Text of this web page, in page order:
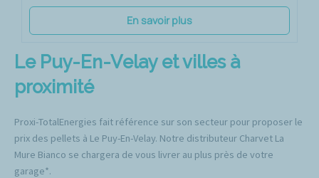
En savoir plus
Le Puy-En-Velay et villes à
proximité
Proxi-TotalEnergies fait référence sur son secteur pour proposer le
prix des pellets à Le Puy-En-Velay. Notre distributeur Charvet La
Mure Bianco se chargera de vous livrer au plus près de votre
garage*.